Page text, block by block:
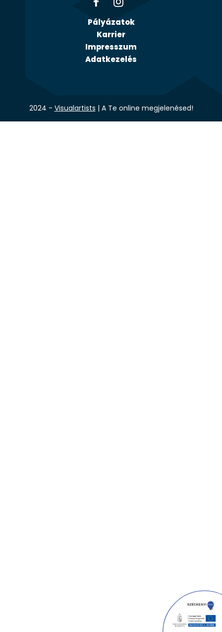
Pályázatok
Karrier
Impresszum
Adatkezelés
2024 - Visualartists | A Te online megjelenésed!